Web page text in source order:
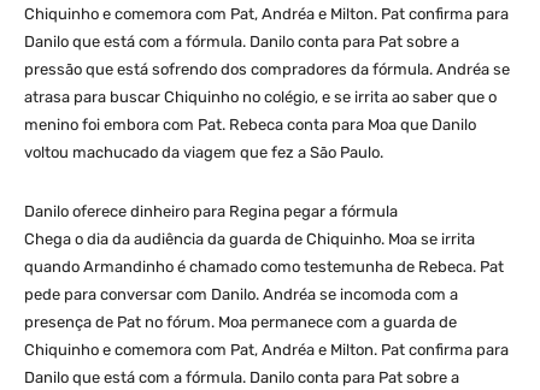
Chiquinho e comemora com Pat, Andréa e Milton. Pat confirma para
Danilo que está com a fórmula. Danilo conta para Pat sobre a
pressão que está sofrendo dos compradores da fórmula. Andréa se
atrasa para buscar Chiquinho no colégio, e se irrita ao saber que o
menino foi embora com Pat. Rebeca conta para Moa que Danilo
voltou machucado da viagem que fez a São Paulo.
Danilo oferece dinheiro para Regina pegar a fórmula
Chega o dia da audiência da guarda de Chiquinho. Moa se irrita
quando Armandinho é chamado como testemunha de Rebeca. Pat
pede para conversar com Danilo. Andréa se incomoda com a
presença de Pat no fórum. Moa permanece com a guarda de
Chiquinho e comemora com Pat, Andréa e Milton. Pat confirma para
Danilo que está com a fórmula. Danilo conta para Pat sobre a